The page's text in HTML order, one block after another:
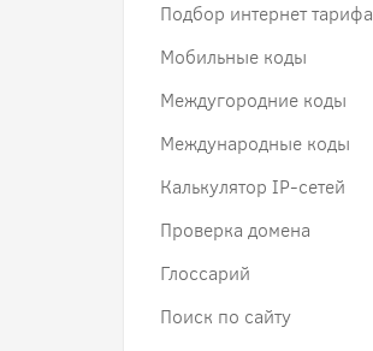
Подбор интернет тарифа
Мобильные коды
Междугородние коды
Международные коды
Калькулятор IP-сетей
Проверка домена
Глоссарий
Поиск по сайту